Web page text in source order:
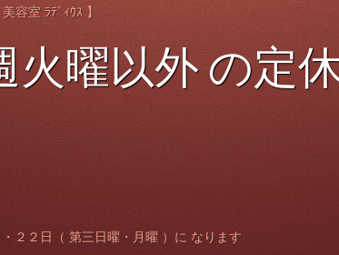
容室 ﾗﾃﾞｨｳｽ 】
火曜以外 の
２２日（ 第三日曜・月曜 ）に なります